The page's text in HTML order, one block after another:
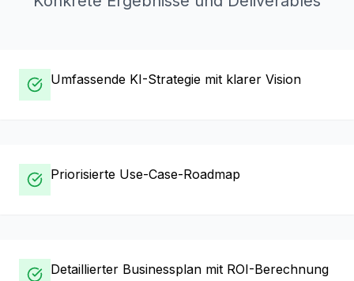
Umfassende KI-Strategie mit klarer Vision
Priorisierte Use-Case-Roadmap
Detaillierter Businessplan mit ROI-Berechnung